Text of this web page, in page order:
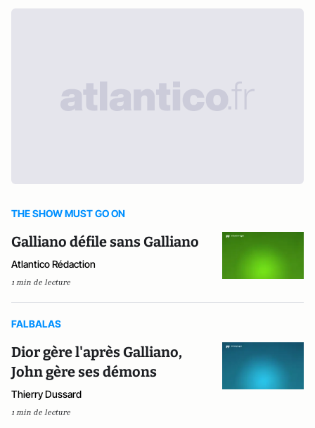
THE SHOW MUST GO ON
Galliano défile sans Galliano
Atlantico Rédaction
1 min de lecture
FALBALAS
Dior gère l'après Galliano,
John gère ses démons
Thierry Dussard
1 min de lecture